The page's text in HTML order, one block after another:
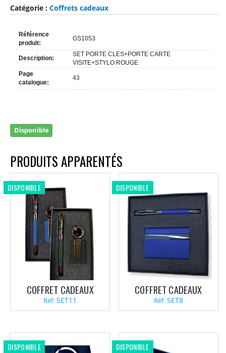
Catégorie : Coffrets cadeaux
Référence
produit:
GS1053
Description:
SET PORTE CLES+PORTE CARTE
VISITE+STYLO ROUGE
Page
catalogue:
43
Disponible
PRODUITS APPARENTÉS
COFFRET CADEAUX
Réf: SET11
DISPONIBLE
COFFRET CADEAUX
Réf:SET8
DISPONIBLE
DISPONIBLE DISPONIBLE